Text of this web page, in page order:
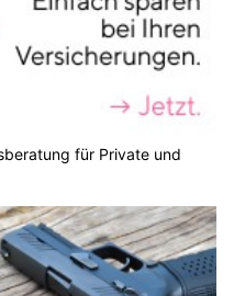
für Private und